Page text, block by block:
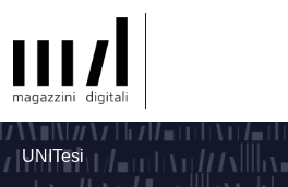
UNITesi